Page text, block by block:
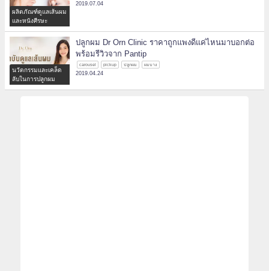
ผลิตภัณฑ์ดูแลเส้นผม
และหนังศีรษะ
2019.07.04
นวัตกรรมและเคล็ด
ลับในการปลูกผม
ปลูกผม Dr Orn Clinic ราคาถูกแพงดีแค่ไหนมาบอกต่อ
พร้อมรีวิวจาก Pantip
carousel pickup ปลูกผม ผมบาง
2019.04.24